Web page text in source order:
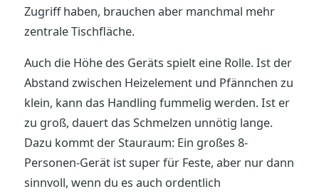
Zugriff haben, brauchen aber manchmal mehr
zentrale Tischfläche.
Auch die Höhe des Geräts spielt eine Rolle. Ist der
Abstand zwischen Heizelement und Pfännchen zu
klein, kann das Handling fummelig werden. Ist er
zu groß, dauert das Schmelzen unnötig lange.
Dazu kommt der Stauraum: Ein großes 8-
Personen-Gerät ist super für Feste, aber nur dann
sinnvoll, wenn du es auch ordentlich